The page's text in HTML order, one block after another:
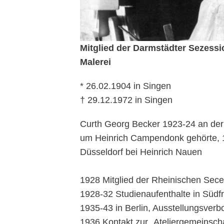
Mitglied der Darmstädter
Malerei
* 26.02.1904 in Singen
† 29.12.1972 in Singen
Curth Georg Becker 1923-24 an
um Heinrich Campendonk
Düsseldorf bei Heinrich Nauen
1928 Mit­glied der Rheinischen
1928-32 Stu­dienaufenthalte in
1935-43 in Berlin,